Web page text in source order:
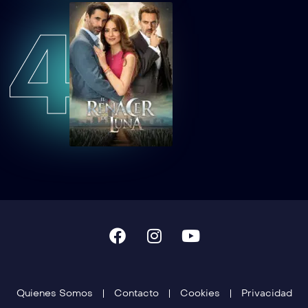
4
Quienes Somos Contacto Cookies Privacidad